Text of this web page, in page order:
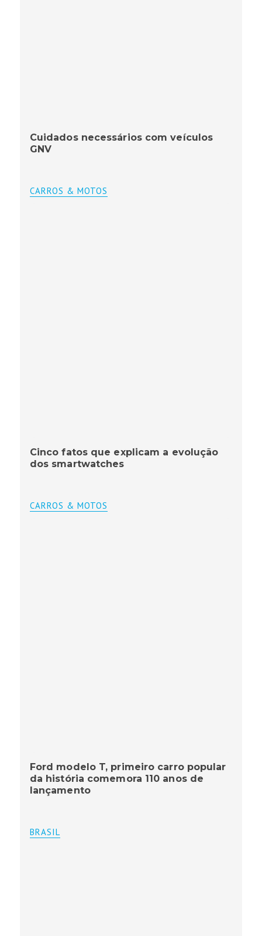
Cuidados necessários com veículos
GNV
CARROS & MOTOS
Cinco fatos que explicam a evolução
dos smartwatches
CARROS & MOTOS
Ford modelo T, primeiro carro popular
da história comemora 110 anos de
lançamento
BRASIL